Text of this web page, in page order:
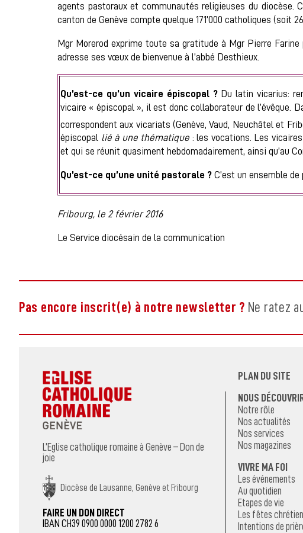
agents pastoraux et communautés religieuses du
canton de Genève compte quelque 171’000 catholiques (soit
Mgr Morerod exprime toute sa gratitude à Mgr Pierre
adresse ses vœux de bienvenue à l’abbé Desthieux.
Qu’est-ce qu’un vicaire épiscopal ?Du latin vicarius:
vicaire « épiscopal », il est donc collaborateur de l’évêque.
correspondent aux vicariats (Genève, Vaud, Neuchâtel et
épiscopal lié à une thématique : les vocations. Les
et qui se réunit quasiment hebdomadairement, ainsi qu’au
Qu’est-ce qu’une unité pastorale ? C’est un ensemble de
Fribourg, le 2 février 2016
Le Service diocésain de la communication
Pas encore inscrit(e) à notre newsletter ? Ne ratez
L’Eglise catholique romaine à Genève – Don de
joie
Diocèse de Lausanne, Genève et Fribourg
FAIRE UN DON DIRECT
IBAN CH39 0900 0000 1200 2782 6
PLAN DU SITE
NOUS
Notre rôle
Nos actualités
Nos services
Nos magazines
VIVRE MA FOI
Les événements
Au quotidien
Etapes de vie
Les fêtes
Intentions de